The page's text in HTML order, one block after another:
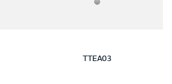
TTEA03